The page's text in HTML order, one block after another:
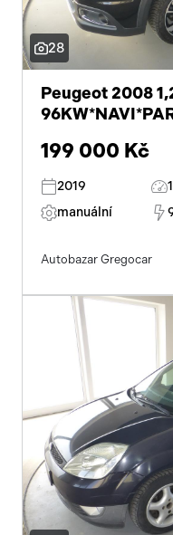
28
Peugeot 2008
199 000 Kč
2019
manuální
Autobazar Gregocar